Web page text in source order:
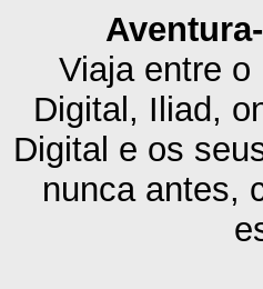
Viaja entre o
Digital, Iliad,
Digital e os
nunca antes,